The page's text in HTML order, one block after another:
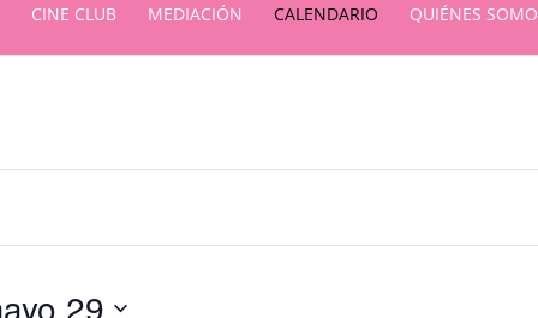
CINE CLUB MEDIACIÓN CALENDARIO QUIÉNES
29